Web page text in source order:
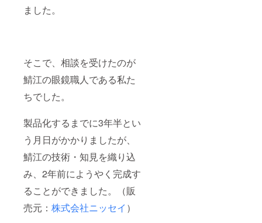
ました。
そこで、相談を受けたのが
鯖江の眼鏡職人である私た
ちでした。
製品化するまでに3年半とい
う月日がかかりましたが、
鯖江の技術・知見を織り込
み、2年前にようやく完成す
ることができました。（販
売元： 株式会社ニッセイ ）